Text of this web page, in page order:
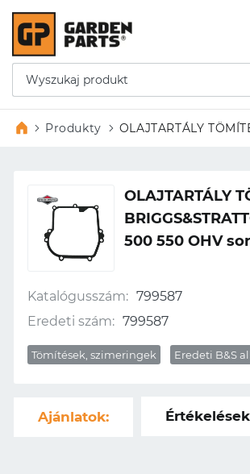
Produkty
OLAJTARTÁLY
OLAJTARTÁLY
500 550 OHV
Katalógusszám: 799587
Eredeti szám: 799587
Tömítések, szimeringek Eredeti B&S
Ajánlatok: